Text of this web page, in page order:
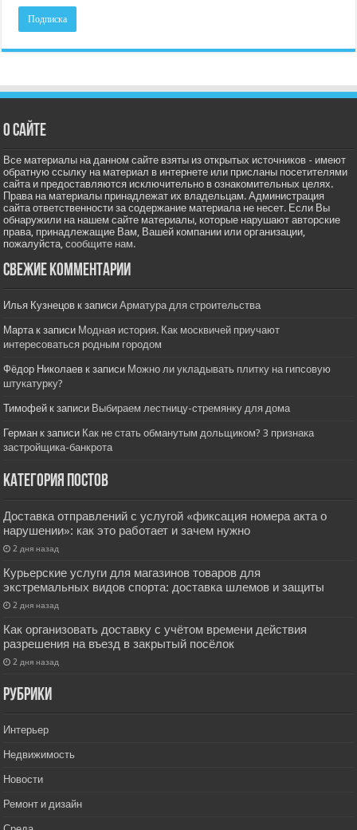
О сайте
Все материалы на данном сайте взяты из открытых источников - имеют
обратную ссылку на материал в интернете или присланы посетителями
сайта и предоставляются исключительно в ознакомительных целях.
Права на материалы принадлежат их владельцам. Администрация
сайта ответственности за содержание материала не несет. Если Вы
обнаружили на нашем сайте материалы, которые нарушают авторские
права, принадлежащие Вам, Вашей компании или организации,
пожалуйста,сообщите нам.
Свежие комментарии
Илья Кузнецов к записиАрматура для строительства
Мартак записи Модная история. Как москвичей приучают
интересоваться родным городом
Фёдор Николаев к записи Можно ли укладывать плитку на гипсовую
штукатурку?
Тимофей к записи Выбираем лестницу-стремянку для дома
Герман к записи Как не стать обманутым дольщиком? 3 признака
застройщика-банкрота
Категория постов
Доставка отправлений с услугой «фиксация номера акта о
нарушении»: как это работает и зачем нужно
2 дня назад
Курьерские услуги для магазинов товаров для
экстремальных видов спорта: доставка шлемов и защиты
2 дня назад
Как организовать доставку с учётом времени действия
разрешения на въезд в закрытый посёлок
2 дня назад
РУбрики
Интерьер
Недвижимость
Новости
Ремонт и дизайн